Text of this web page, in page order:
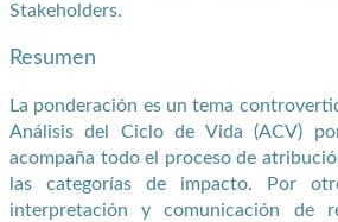
Stakeholders.
Resumen
La ponderación es un tema
Análisis del Ciclo de Vida (ACV)
acompaña todo el proceso de
las categorías de impacto. Por
interpretación y comunicación de